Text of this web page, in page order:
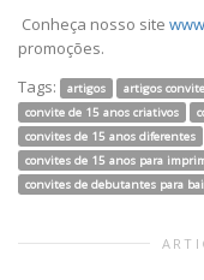
Conheça nosso site
promoções.
Tags:
artigos artigos
convite de 15 anos criativos
convites de 15 anos diferentes
convites de 15 anos para
convites de debutantes para